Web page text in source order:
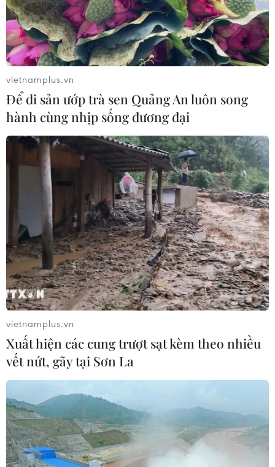
TIN CÙNG CHUYÊN MỤC
vietnamplus.vn
Để di sản ướp trà sen Quảng An luôn song
hành cùng nhịp sống đương đại
vietnamplus.vn
Xuất hiện các cung trượt sạt kèm theo nhiều
vết nứt, gãy tại Sơn La